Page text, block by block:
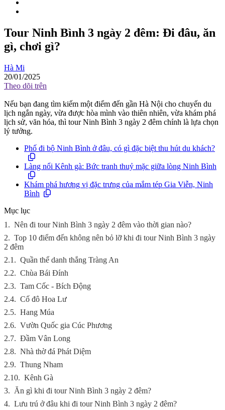
Tour Ninh Bình 3 ngày 2 đêm: Đi đâu, ăn
gì, chơi gì?
Hà Mi
20/01/2025
Theo dõi trên
Nếu bạn đang tìm kiếm một điểm đến gần Hà Nội cho chuyến du
lịch ngắn ngày, vừa được hòa mình vào thiên nhiên, vừa khám phá
lịch sử, văn hóa, thì tour Ninh Bình 3 ngày 2 đêm chính là lựa chọn
lý tưởng.
Phố đi bộ Ninh Bình ở đâu, có gì đặc biệt thu hút du khách?
Làng nổi Kênh gà: Bức tranh thuỷ mặc giữa lòng Ninh Bình
Khám phá hương vị đặc trưng của mắm tép Gia Viễn, Ninh
Bình
Mục lục
1. Nên đi tour Ninh Bình 3 ngày 2 đêm vào thời gian nào?
2. Top 10 điểm đến không nên bỏ lỡ khi đi tour Ninh Bình 3 ngày
2 đêm
2.1. Quần thể danh thắng Tràng An
2.2. Chùa Bái Đính
2.3. Tam Cốc - Bích Động
2.4. Cố đô Hoa Lư
2.5. Hang Múa
2.6. Vườn Quốc gia Cúc Phương
2.7. Đầm Vân Long
2.8. Nhà thờ đá Phát Diệm
2.9. Thung Nham
2.10. Kênh Gà
3. Ăn gì khi đi tour Ninh Bình 3 ngày 2 đêm?
4. Lưu trú ở đâu khi đi tour Ninh Bình 3 ngày 2 đêm?